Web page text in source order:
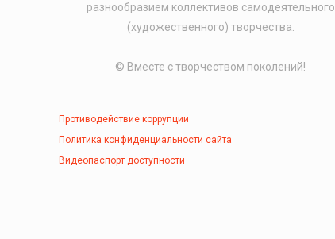
разнообразием коллективов самодеятельного
(художественного) творчества.
© Вместе с творчеством поколений!
Противодействие коррупции
Политика конфиденциальности сайта
Видеопаспорт доступности